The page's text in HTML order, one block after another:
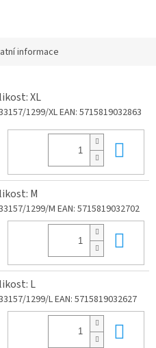
informace
XL
1299/XLEAN: 5715819032863
M
1299/M EAN: 5715819032702
L
1299/LEAN: 5715819032627